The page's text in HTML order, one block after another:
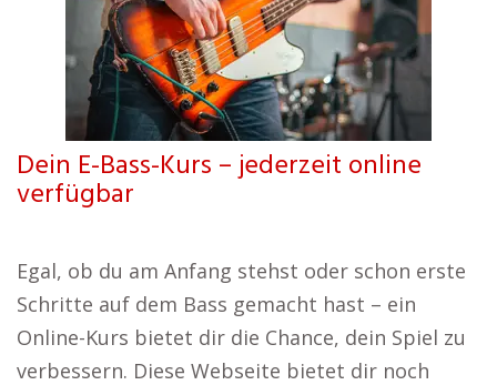
Dein E-Bass-Kurs – jederzeit online
verfügbar
Egal, ob du am Anfang stehst oder schon erste
Schritte auf dem Bass gemacht hast – ein
Online-Kurs bietet dir die Chance, dein Spiel zu
verbessern. Diese Webseite bietet dir noch